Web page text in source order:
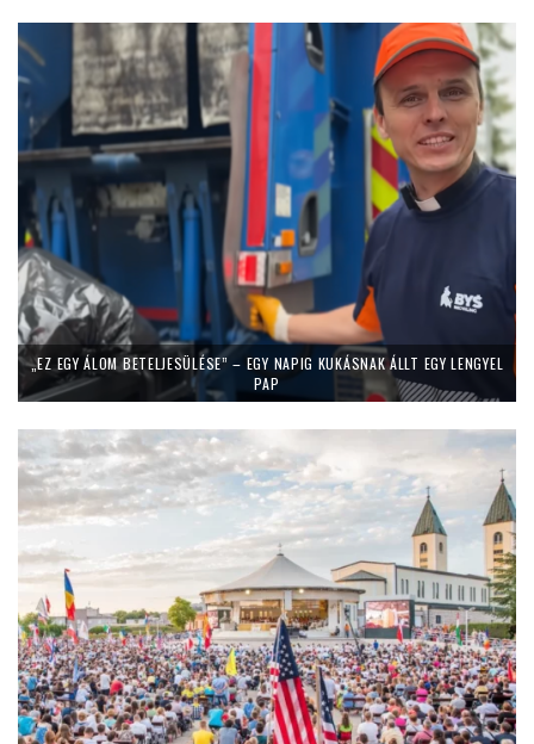
„EZ EGY ÁLOM BETELJESÜLÉSE” – EGY NAPIG KUKÁSNAK ÁLLT EGY LENGYEL
PAP